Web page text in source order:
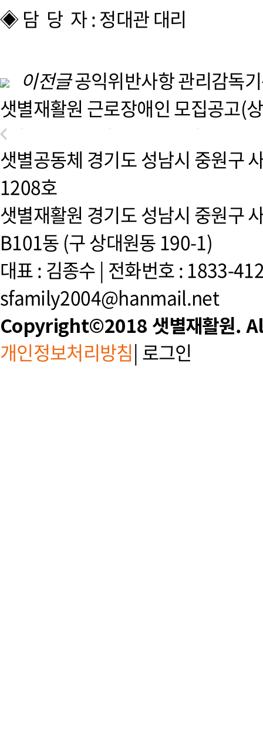
◈ 담 당 자 : 정대관 대리
이전글공익위반사항 관리감독
샛별재활원 근로장애인 모집공고(
샛별공동체 경기도 성남시 중원구
1208호
샛별재활원 경기도 성남시 중원구
B101동 (구 상대원동 190-1)
대표 : 김종수 | 전화번호 : 1833-
sfamily2004@hanmail.net
Copyright©2018 샛별재활원.
개인정보처리방침| 로그인